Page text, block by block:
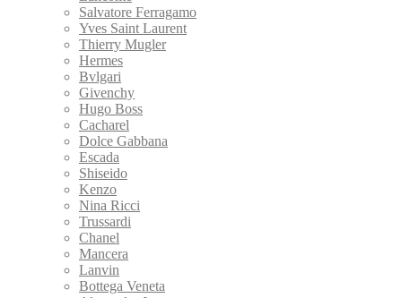
Salvatore Ferragamo
Yves Saint Laurent
Thierry Mugler
Hermes
Bvlgari
Givenchy
Hugo Boss
Cacharel
Dolce Gabbana
Escada
Shiseido
Kenzo
Nina Ricci
Trussardi
Chanel
Mancera
Lanvin
Bottega Veneta